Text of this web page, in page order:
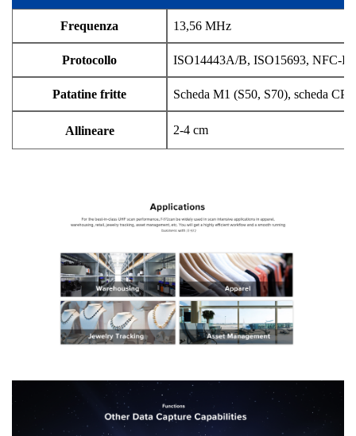
Frequenza 13,56 MHz
Protocollo ISO14443A/B, ISO15693, NFC-
Patatine fritte Scheda M1 (S50, S70), scheda
Allineare 2-4 cm